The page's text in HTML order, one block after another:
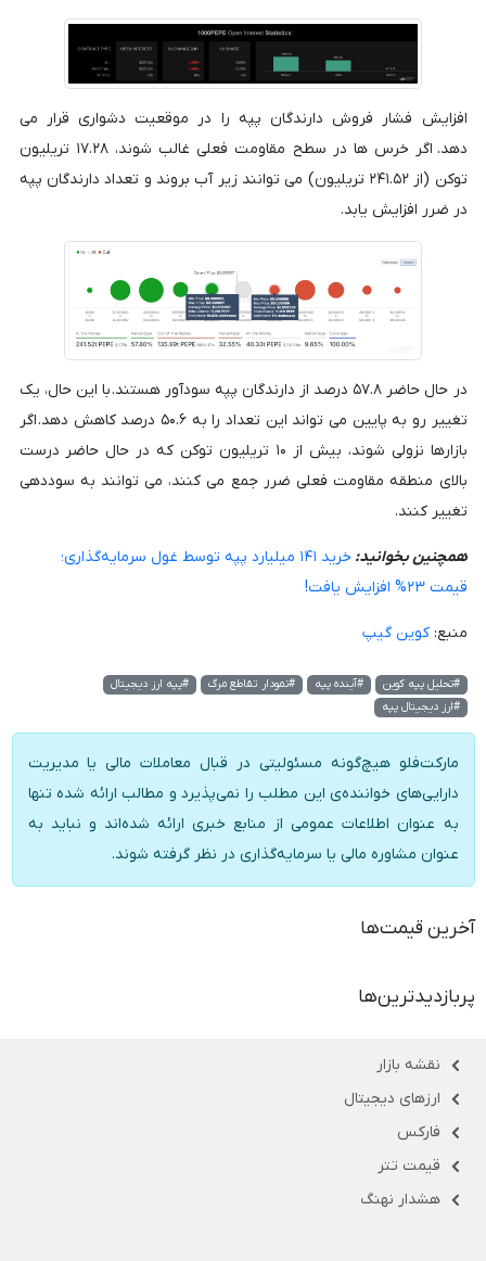
افزایش فشار فروش دارندگان پپه را در موقعیت دشواری قرار می
دهد. اگر خرس ها در سطح مقاومت فعلی غالب شوند، ۱۷.۲۸ تریلیون
توکن (از ۲۴۱.۵۲ تریلیون) می توانند زیر آب بروند و تعداد دارندگان پپه
در ضرر افزایش یابد.
در حال حاضر ۵۷.۸ درصد از دارندگان پپه سودآور هستند. با این حال، یک
تغییر رو به پایین می تواند این تعداد را به ۵۰.۶ درصد کاهش دهد. اگر
بازارها نزولی شوند، بیش از ۱۰ تریلیون توکن که در حال حاضر درست
بالای منطقه مقاومت فعلی ضرر جمع می کنند، می توانند به سوددهی
تغییر کنند.
همچنین بخوانید:
خرید ۱۴۱ میلیارد پپه توسط غول سرمایه‌گذاری؛
قیمت ۲۳% افزایش یافت!
منبع:کوین گیپ
#تحلیل پپه کوین #آینده پپه #نمودار تقاطع مرگ
#پپه ارز دیجیتال
#ارز دیجیتال پپه
مارکت‌فلو هیچ‌گونه مسئولیتی در قبال معاملات مالی یا مدیریت
دارایی‌های خواننده‌ی این مطلب را نمی‌پذیرد و مطالب ارائه شده تنها
به عنوان اطلاعات عمومی از منابع خبری ارائه شده‌اند و نباید به
عنوان مشاوره مالی یا سرمایه‌گذاری در نظر گرفته شوند.
آخرین قیمت‌ها
پربازدیدترین‌ها
نقشه بازار
ارزهای دیجیتال
فارکس
قیمت تتر
هشدار نهنگ